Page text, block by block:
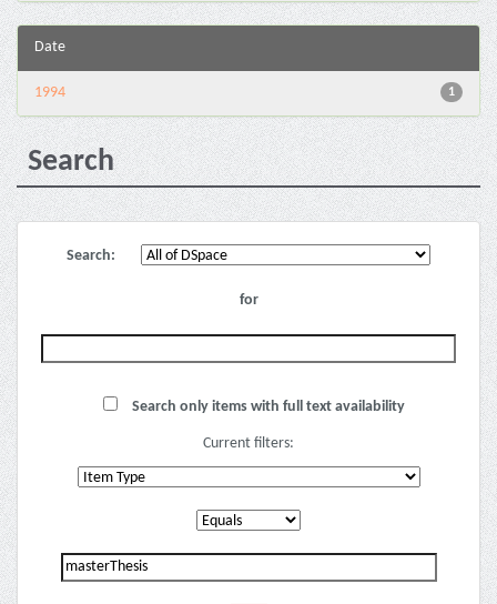
Date
1
1994
Search
Search:
for
Search only items with full text availability
Current filters: